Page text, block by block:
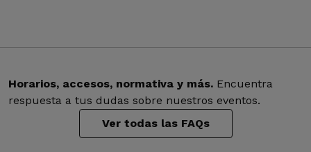
Horarios, accesos, normativa y más. Encuentra
respuesta a tus dudas sobre nuestros eventos.
Ver todas las FAQs